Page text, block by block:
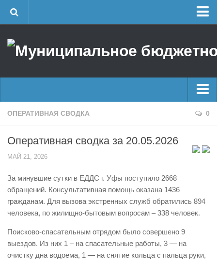
Об учреждении
Районные УГЗ
Поисково-спасательный отряд г. Уфы
Центр размещения пострадавших
Отчеты о реализации муниципальных программ
Документы
История
Виды деятельности
Обслуживание опасных производственных объектов
Главные новости
Оперативная сводка
Половодье
Купальный сезон
ОПЕРАТИВНАЯ СВОДКА 0
Оперативная сводка за 20.05.2026
МАЙ 21, 2026
За минувшие сутки в ЕДДС г. Уфы поступило 2668
обращений. Консультативная помощь оказана 1436
гражданам. Для вызова экстренных служб обратились 894
человека, по жилищно-бытовым вопросам – 338 человек.
Поисково-спасательным отрядом было совершено 9
выездов. Из них 1 – на спасательные работы, 3 — на
очистку дна водоема, 1 — на снятие кольца с пальца руки,